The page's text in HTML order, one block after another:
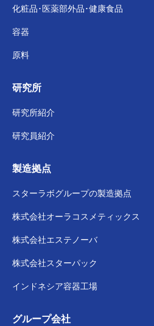
化粧品･医薬部外品･健康食品
容器
原料
研究所
研究所紹介
研究員紹介
製造拠点
スターラボグループの製造拠点
株式会社オーラコスメティックス
株式会社エステノーバ
株式会社スターパック
インドネシア容器工場
グループ会社